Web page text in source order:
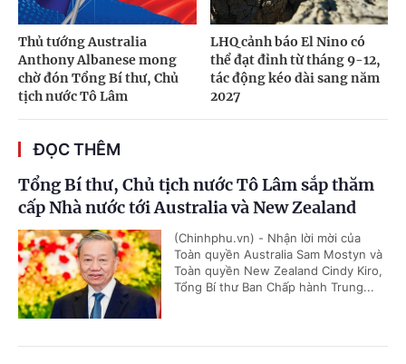
Thủ tướng Australia
Anthony Albanese mong
chờ đón Tổng Bí thư, Chủ
tịch nước Tô Lâm
LHQ cảnh báo El Nino có
thể đạt đỉnh từ tháng 9-12,
tác động kéo dài sang năm
2027
ĐỌC THÊM
Tổng Bí thư, Chủ tịch nước Tô Lâm sắp thăm
cấp Nhà nước tới Australia và New Zealand
(Chinhphu.vn) - Nhận lời mời của
Toàn quyền Australia Sam Mostyn và
Toàn quyền New Zealand Cindy Kiro,
Tổng Bí thư Ban Chấp hành Trung...